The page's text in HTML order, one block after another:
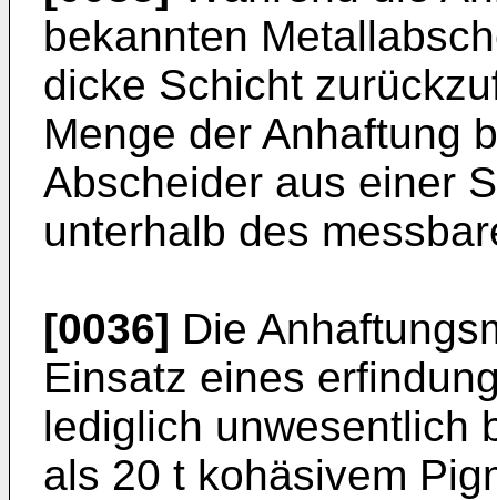
bekannten
dicke Schicht
Menge der Anhaftung
Abscheider aus einer
unterhalb des
[0036] Die
Einsatz eines
lediglich unwesentlich
als 20 t kohäsivem